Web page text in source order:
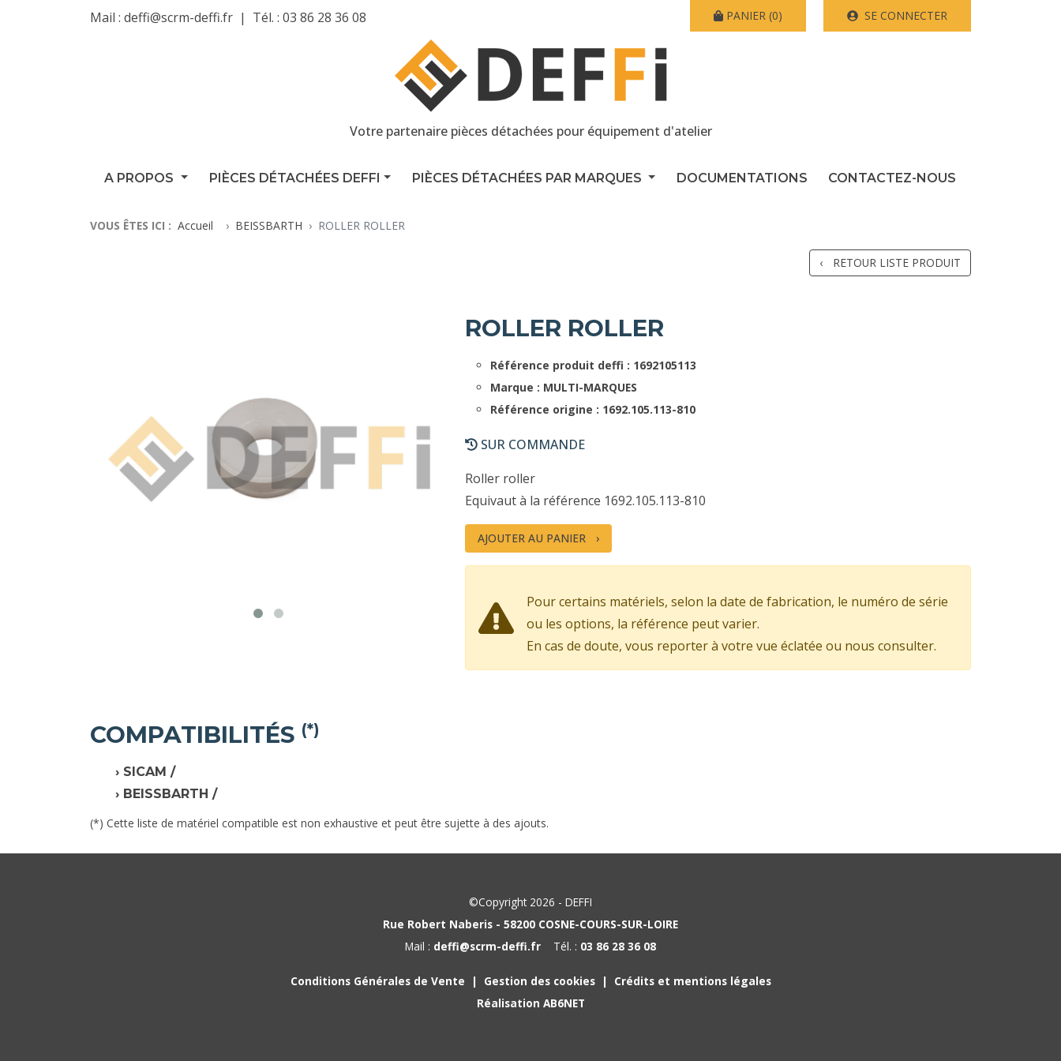
Mail : deffi@scrm-deffi.fr Tél. : 03 86 28 36 08 PANIER (0) SE CONNECTER
Votre partenaire pièces détachées pour équipement d'atelier
A PROPOS PIÈCES DÉTACHÉES DEFFI PIÈCES DÉTACHÉES PAR MARQUES DOCUMENTATIONS CONTACTEZ-NOUS
VOUS ÊTES ICI : Accueil BEISSBARTH ROLLER ROLLER
RETOUR LISTE PRODUIT
ROLLER ROLLER
Référence produit deffi : 1692105113
Marque : MULTI-MARQUES
Référence origine : 1692.105.113-810
SUR COMMANDE
Roller roller
Equivaut à la référence 1692.105.113-810
AJOUTER AU PANIER
Pour certains matériels, selon la date de fabrication, le numéro de série
ou les options, la référence peut varier.
En cas de doute, vous reporter à votre vue éclatée ou nous consulter.
COMPATIBILITÉS (*)
SICAM /
BEISSBARTH /
(*) Cette liste de matériel compatible est non exhaustive et peut être sujette à des ajouts.
©Copyright 2026 - DEFFI
Rue Robert Naberis - 58200 COSNE-COURS-SUR-LOIRE
Mail : deffi@scrm-deffi.fr Tél. : 03 86 28 36 08
Conditions Générales de Vente Gestion des cookies
Crédits et mentions légales
Réalisation AB6NET